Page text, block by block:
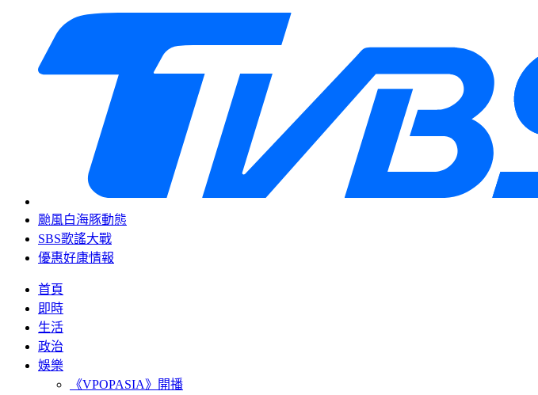
颱風白海豚動態
SBS歌謠大戰
優惠好康情報
首頁
即時
生活
政治
娛樂
《VPOPASIA》開播